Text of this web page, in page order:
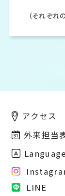
（それぞれ
アクセス
外来担当
Language
LINE